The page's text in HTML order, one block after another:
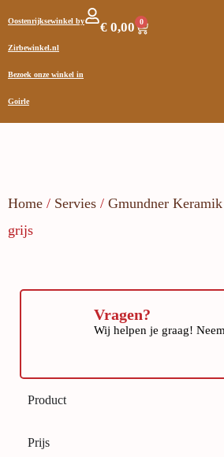
Oostenrijksewinkel by
Zirbewinkel.nl
Bezoek onze winkel in
Goirle
€ 0,00 0
Home / Servies / Gmundner Keramik
grijs
Vragen?
Wij helpen je graag!
Product
Prijs